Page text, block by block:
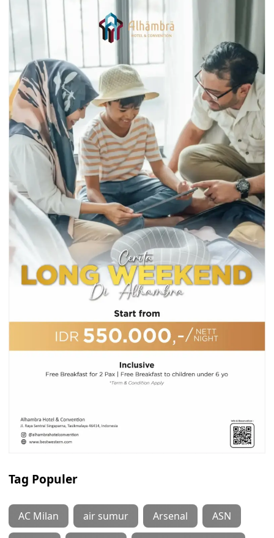
Tag Populer
AC Milan air sumur Arsenal ASN